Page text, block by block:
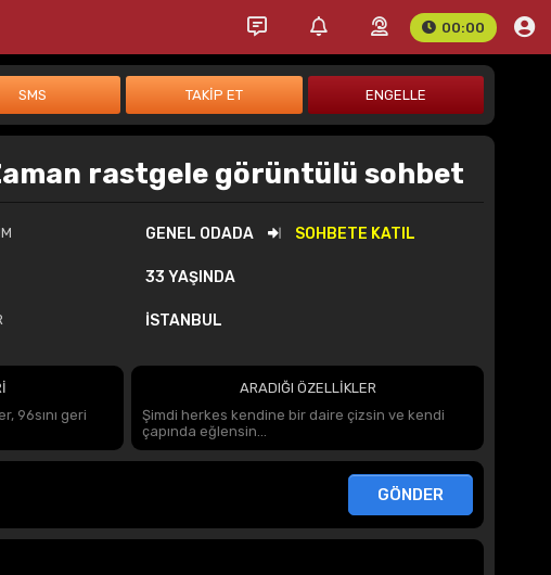
00:00
rastgele görüntülü sohbet
GENEL ODADA SOHBETE KATIL
33 YAŞINDA
İSTANBUL
96sını geri
ARADIĞI ÖZELLİKLER
Şimdi herkes kendine bir daire çizsin ve kendi
çapında eğlensin...